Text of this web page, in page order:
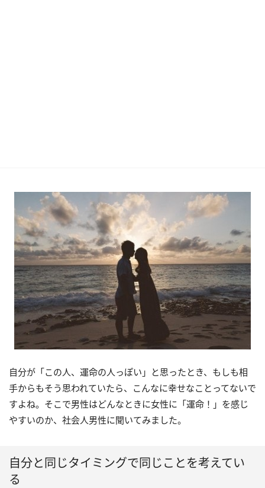
自分が「この人、運命の人っぽい」と思ったとき、もしも相
手からもそう思われていたら、こんなに幸せなことってないで
すよね。そこで男性はどんなときに女性に「運命！」を感じ
やすいのか、社会人男性に聞いてみました。
自分と同じタイミングで同じことを考えてい
る